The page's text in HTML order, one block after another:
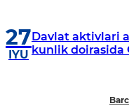
27
IYU
Davlat aktivlari
kunlik doirasida